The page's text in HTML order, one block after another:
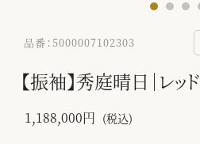
品番：5000007102303
【振袖】秀庭晴日｜レッド
1,188,000円 (税込)